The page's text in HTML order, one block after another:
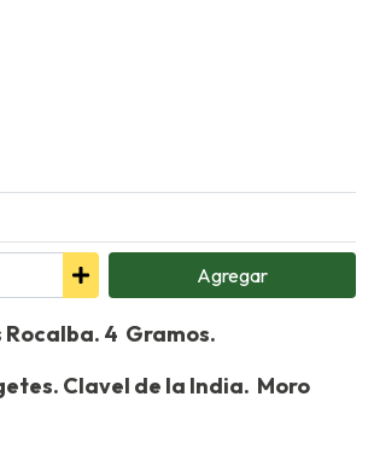
Agregar
Rocalba. 4 Gramos.
Clavel de la India. Moro